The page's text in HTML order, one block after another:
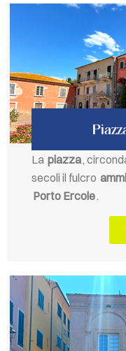
La piazza,
secoli il fulcro
Porto Ercole.